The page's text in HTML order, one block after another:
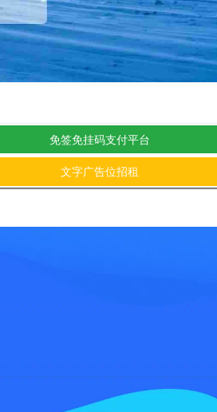
免签免挂码支付平台
文字广告位招租